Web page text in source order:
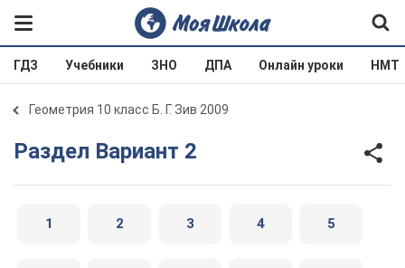
ГДЗ Учебники ЗНО ДПА Онлайн уроки НМТ
Геометрия 10 класс Б. Г. Зив 2009
Раздел Вариант 2
1 2 3 4 5